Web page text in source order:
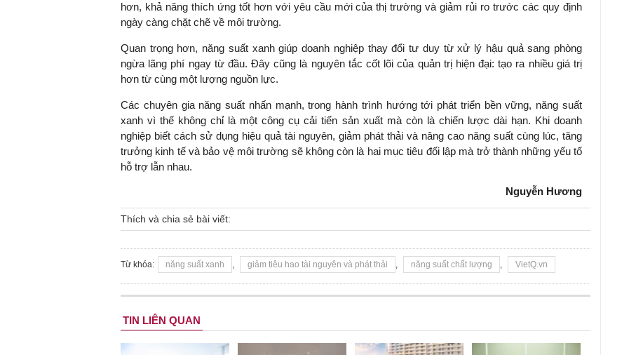
hơn, khả năng thích ứng tốt hơn với yêu cầu mới của thị trường và giảm rủi ro trước các quy định
ngày càng chặt chẽ về môi trường.
Quan trọng hơn, năng suất xanh giúp doanh nghiệp thay đổi tư duy từ xử lý hậu quả sang phòng
ngừa lãng phí ngay từ đầu. Đây cũng là nguyên tắc cốt lõi của quản trị hiện đại: tạo ra nhiều giá trị
hơn từ cùng một lượng nguồn lực.
Các chuyên gia năng suất nhấn mạnh, trong hành trình hướng tới phát triển bền vững, năng suất
xanh vì thế không chỉ là một công cụ cải tiến sản xuất mà còn là chiến lược dài hạn. Khi doanh
nghiệp biết cách sử dụng hiệu quả tài nguyên, giảm phát thải và nâng cao năng suất cùng lúc, tăng
trưởng kinh tế và bảo vệ môi trường sẽ không còn là hai mục tiêu đối lập mà trở thành những yếu tố
hỗ trợ lẫn nhau.
Nguyễn Hương
Thích và chia sẻ bài viết:
Từ khóa: năng suất xanh , giảm tiêu hao tài nguyên và phát thải , năng suất chất lượng , VietQ.vn
TIN LIÊN QUAN